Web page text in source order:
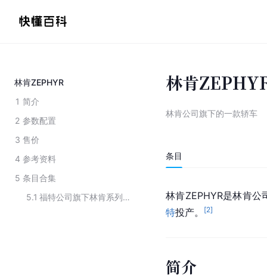
林肯ZEPHYR
1 简介
2 参数配置
3 售价
4 参考资料
5 条目合集
5.1
福特公司旗下林肯系列车型
林肯
林肯公司旗下的一款轿车
条目
林肯ZEPHYR是林肯
特投产。 [2]
简介